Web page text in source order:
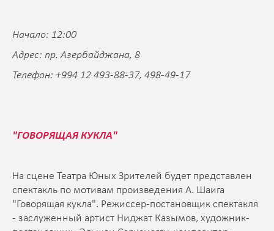
Начало: 12:00
Адрес: пр. Азербайджана, 8
Телефон: +994 12 493-88-37, 498-49-17
"ГОВОРЯЩАЯ КУКЛА"
На сцене Театра Юных Зрителей будет представлен
спектакль по мотивам произведения А. Шаига
"Говорящая кукла". Режиссер-постановщик спектакля
- заслуженный артист Ниджат Казымов, художник-